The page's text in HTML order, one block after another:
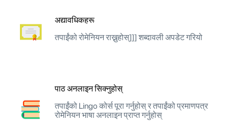
अद्यावधिकहरू
तपाईंको रोमेनियन राख्नुहोस्]]] शब्दावली अपडेट गरियो
पाठ अनलाइन सिक्नुहोस्
तपाईंको Lingo कोर्स पूरा गर्नुहोस् र तपाईंको प्रमाणपत्र
रोमेनियन भाषा अनलाइन प्राप्त गर्नुहोस्